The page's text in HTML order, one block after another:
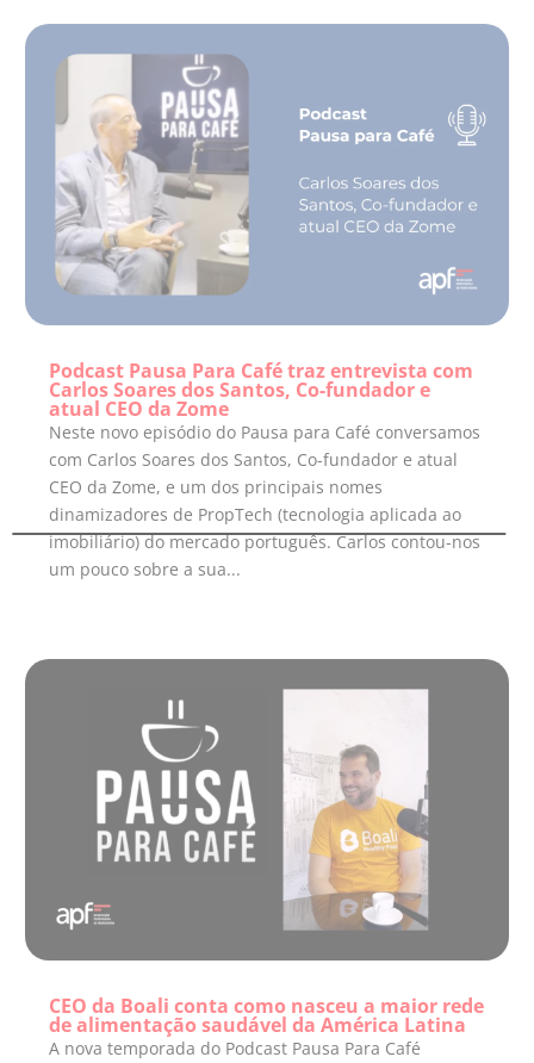
Podcast Pausa Para Café traz entrevista com
Carlos Soares dos Santos, Co-fundador e
atual CEO da Zome
Neste novo episódio do Pausa para Café conversamos
com Carlos Soares dos Santos, Co-fundador e atual
CEO da Zome, e um dos principais nomes
dinamizadores de PropTech (tecnologia aplicada ao
imobiliário) do mercado português. Carlos contou-nos
um pouco sobre a sua...
CEO da Boali conta como nasceu a maior rede
de alimentação saudável da América Latina
A nova temporada do Podcast Pausa Para Café